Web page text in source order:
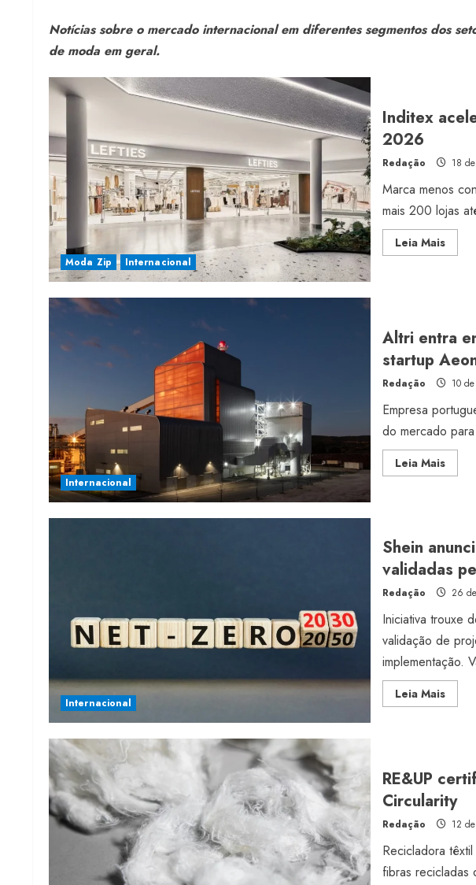
Notícias sobre o mercado internacional em diferentes segmentos dos
de moda em geral.
Moda Zip Internacional
Inditex
2026
Redação 18
Marca menos
mais 200 lojas
Leia MaisRead
more
2026
Internacional
Altri entra
startup
Redação 10
Empresa
do mercado
Leia MaisRead
more
a
da
startup
Internacional
Shein
validadas
Redação 26
Iniciativa trouxe
validação de
implementação.
Leia MaisRead
more
Net-
Zero
pela
SBTi
RE&UP
Circularity
Redação 12
Recicladora
fibras